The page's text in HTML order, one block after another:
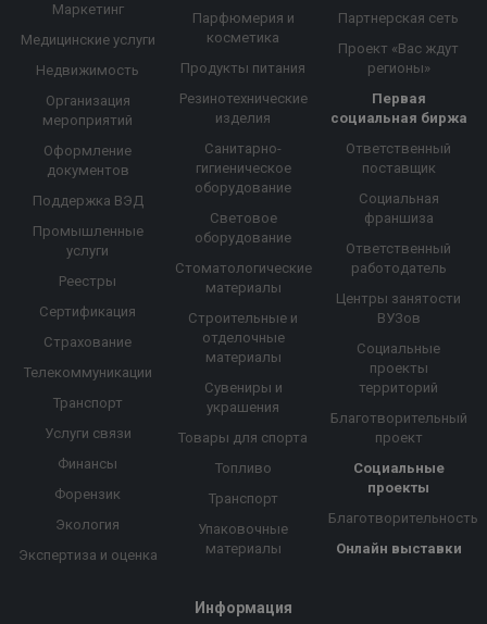
Маркетинг
Медицинские услуги
Недвижимость
Организация
мероприятий
Оформление
документов
Поддержка ВЭД
Промышленные
услуги
Реестры
Сертификация
Страхование
Телекоммуникации
Транспорт
Услуги связи
Финансы
Форензик
Экология
Экспертиза и оценка
Парфюмерия и
косметика
Продукты питания
Резинотехнические
изделия
Санитарно-
гигиеническое
оборудование
Световое
оборудование
Стоматологические
материалы
Строительные и
отделочные
материалы
Сувениры и
украшения
Товары для спорта
Топливо
Транспорт
Упаковочные
материалы
Партнерская сеть
Проект «Вас ждут
регионы»
Первая
социальная биржа
Ответственный
поставщик
Социальная
франшиза
Ответственный
работодатель
Центры занятости
ВУЗов
Социальные
проекты
территорий
Благотворительный
проект
Социальные
проекты
Благотворительность
Онлайн выставки
Информация